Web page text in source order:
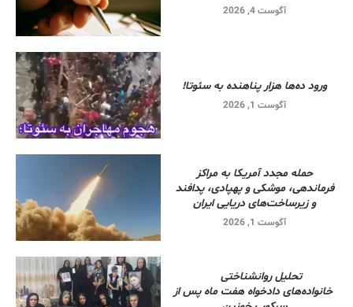
آگوست 4, 2026
ورود ده‌ها هزار پناهنده به سئوتا!
آگوست 1, 2026
حمله مجدد آمریکا به مراکز
فرماندهی، موشکی و پهپادی، پدافند
و زیرساخت‌های دریایی ایران
آگوست 1, 2026
تحلیل روانشناختی
خانواده‌های دادخواه هفت ماه پس از